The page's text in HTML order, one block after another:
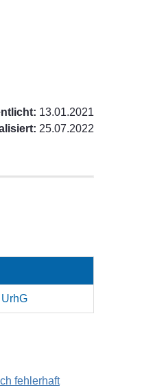
13.01.2021
25.07.2022
fehlerhaft